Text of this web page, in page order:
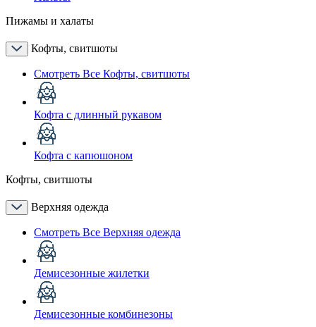
Пижамы и халаты
Кофты, свитшоты
Смотреть Все Кофты, свитшоты
Кофта с длинный рукавом
Кофта с капюшоном
Кофты, свитшоты
Верхняя одежда
Смотреть Все Верхняя одежда
Демисезонные жилетки
Демисезонные комбинезоны